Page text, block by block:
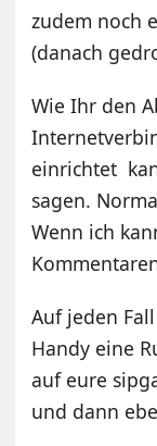
zudem noch
(danach
Wie Ihr den
einrichtet
sagen.
Wenn ich
Auf jeden
Handy eine
auf eure
und dann